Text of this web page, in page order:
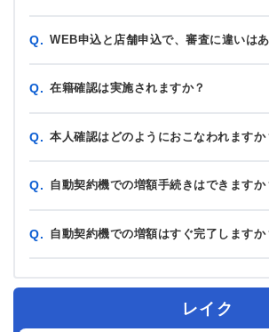
Q. WEB申込と店舗申込で、審査に違いは
Q. 在籍確認は実施されますか？
Q. 本人確認はどのようにおこなわれますか
Q. 自動契約機での増額手続きはできますか
Q. 自動契約機での増額はすぐ完了しますか
レイク